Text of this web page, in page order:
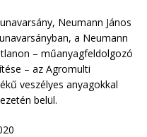
Neumann János
a Neumann
– műanyagfeldolgozó
– az Agromulti
veszélyes anyagokkal
belül.